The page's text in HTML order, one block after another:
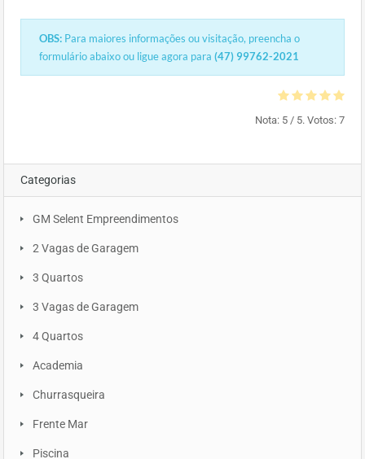
OBS: Para maiores informações ou visitação, preencha o
formulário abaixo ou ligue agora para (47) 99762-2021
Nota: 5 / 5. Votos: 7
Categorias
GM Selent Empreendimentos
2 Vagas de Garagem
3 Quartos
3 Vagas de Garagem
4 Quartos
Academia
Churrasqueira
Frente Mar
Piscina